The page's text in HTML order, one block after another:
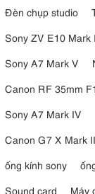
Đèn chụp studio
Sony ZV E10 Mark
Sony A7 Mark V
Canon RF 35mm
Sony A7 Mark IV
Canon G7 X Mark
ống kính sony
Sound card
Máy